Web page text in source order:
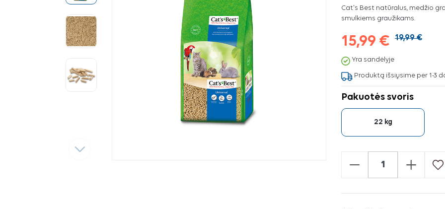
Tęsti
Cat's Best natūralus, medžio
smulkiems graužikams.
15,99 € 19,99 €
Yra sandėlyje
Produktą išsiųsime per 1-3
Pakuotės svoris
22 kg
- +